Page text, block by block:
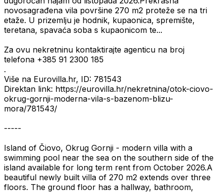
novosagrađena vila površine 270 m2 proteže se na tri
etaže. U prizemlju je hodnik, kupaonica, spremište,
teretana, spavaća soba s kupaonicom te...
Za ovu nekretninu kontaktirajte agenticu na broj
telefona +385 91 2300 185
.
Više na Eurovilla.hr, ID: 781543
Direktan link: https://eurovilla.hr/nekretnina/otok-ciovo-
okrug-gornji-moderna-vila-s-bazenom-blizu-
mora/781543/
-----
Island of Čiovo, Okrug Gornji - modern villa with a
swimming pool near the sea on the southern side of the
island available for long term rent from October 2026.A
beautiful newly built villa of 270 m2 extends over three
floors. The ground floor has a hallway, bathroom,